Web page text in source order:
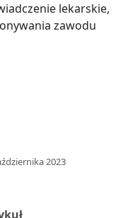
lekarskie,
zawodu
2023